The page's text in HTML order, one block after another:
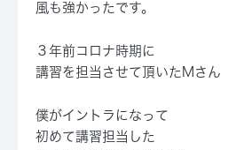
風も強かったです。
３年前コロナ時期に
講習を担当させて頂いたMさん
僕がイントラになって
初めて講習担当した